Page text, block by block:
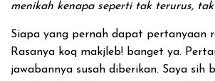
menikah kenapa seperti tak terurus, tak
Siapa yang pernah dapat pertanyaan
Rasanya koq makjleb! banget ya.
jawabannya susah diberikan. Saya sih